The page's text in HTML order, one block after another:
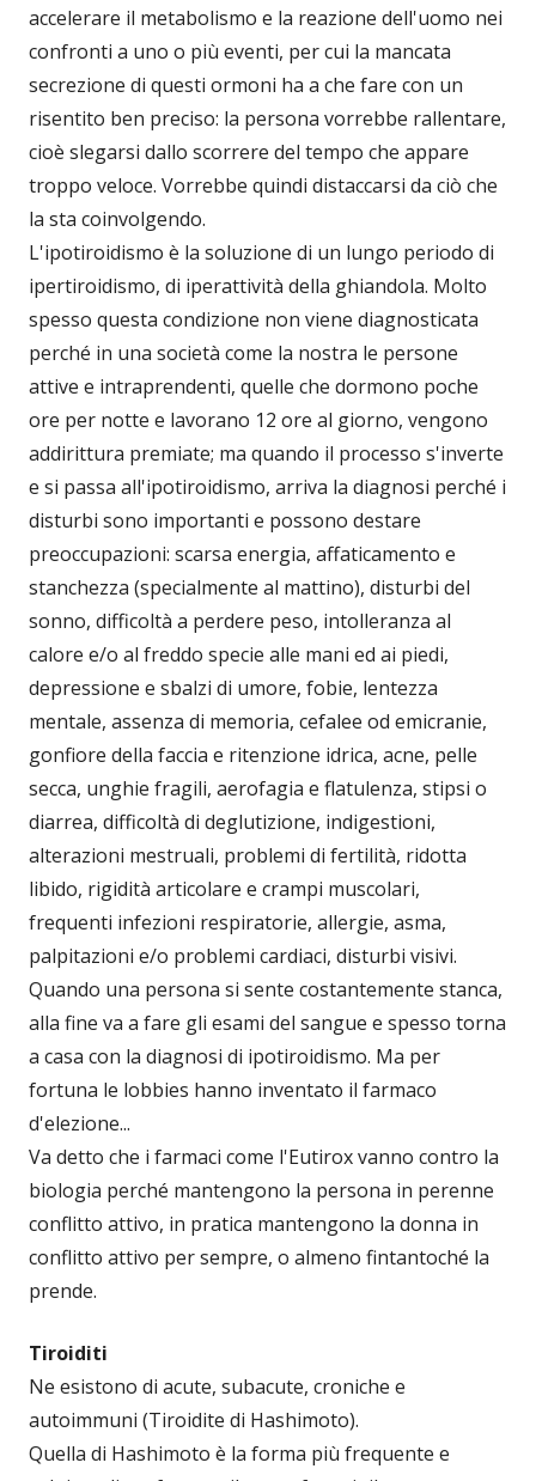
accelerare il metabolismo e la reazione dell'uomo nei
confronti a uno o più eventi, per cui la mancata
secrezione di questi ormoni ha a che fare con un
risentito ben preciso: la persona vorrebbe rallentare,
cioè slegarsi dallo scorrere del tempo che appare
troppo veloce. Vorrebbe quindi distaccarsi da ciò che
la sta coinvolgendo.
L'ipotiroidismo è la soluzione di un lungo periodo di
ipertiroidismo, di iperattività della ghiandola. Molto
spesso questa condizione non viene diagnosticata
perché in una società come la nostra le persone
attive e intraprendenti, quelle che dormono poche
ore per notte e lavorano 12 ore al giorno, vengono
addirittura premiate; ma quando il processo s'inverte
e si passa all'ipotiroidismo, arriva la diagnosi perché i
disturbi sono importanti e possono destare
preoccupazioni: scarsa energia, affaticamento e
stanchezza (specialmente al mattino), disturbi del
sonno, difficoltà a perdere peso, intolleranza al
calore e/o al freddo specie alle mani ed ai piedi,
depressione e sbalzi di umore, fobie, lentezza
mentale, assenza di memoria, cefalee od emicranie,
gonfiore della faccia e ritenzione idrica, acne, pelle
secca, unghie fragili, aerofagia e flatulenza, stipsi o
diarrea, difficoltà di deglutizione, indigestioni,
alterazioni mestruali, problemi di fertilità, ridotta
libido, rigidità articolare e crampi muscolari,
frequenti infezioni respiratorie, allergie, asma,
palpitazioni e/o problemi cardiaci, disturbi visivi.
Quando una persona si sente costantemente stanca,
alla fine va a fare gli esami del sangue e spesso torna
a casa con la diagnosi di ipotiroidismo. Ma per
fortuna le lobbies hanno inventato il farmaco
d'elezione...
Va detto che i farmaci come l'Eutirox vanno contro la
biologia perché mantengono la persona in perenne
conflitto attivo, in pratica mantengono la donna in
conflitto attivo per sempre, o almeno fintantoché la
prende.
Tiroiditi
Ne esistono di acute, subacute, croniche e
autoimmuni (Tiroidite di Hashimoto).
Quella di Hashimoto è la forma più frequente e